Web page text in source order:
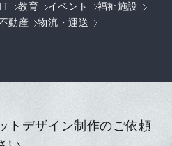
IT 教育 イベント
福祉施設
動産
物流・運送
トデザイン制作のご依頼